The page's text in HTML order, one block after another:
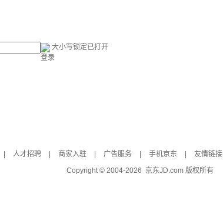
大小写锁定已打开
登录
人才招聘 商家入驻 广告服务 手机京东 友情链接
Copyright © 2004-2026 京东JD.com 版权所有